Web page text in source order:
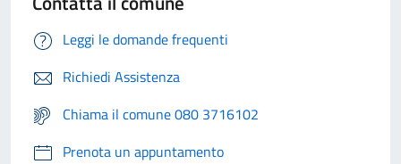
Leggi le domande frequenti
Richiedi Assistenza
Chiama il comune 080 3716102
Prenota un appuntamento